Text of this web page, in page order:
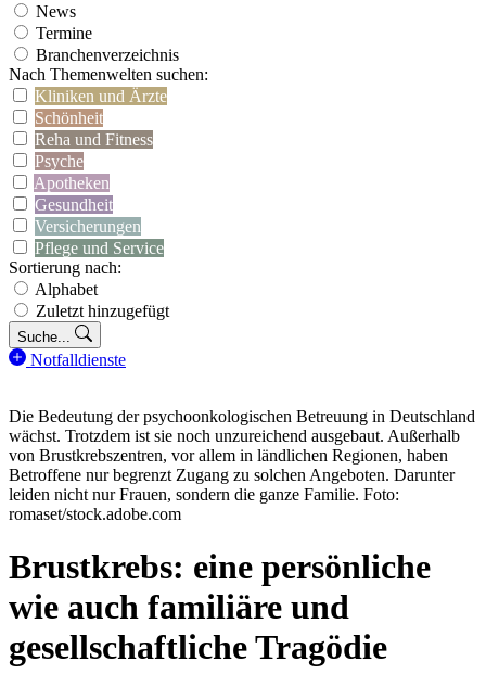
News
Termine
Branchenverzeichnis
Nach Themenwelten suchen:
Kliniken und Ärzte
Schönheit
Reha und Fitness
Psyche
Apotheken
Gesundheit
Versicherungen
Pflege und Service
Sortierung nach:
Alphabet
Zuletzt hinzugefügt
Suche...
Notfalldienste
Die Bedeutung der psychoonkologischen Betreuung in Deutschland
wächst. Trotzdem ist sie noch unzureichend ausgebaut. Außerhalb
von Brustkrebszentren, vor allem in ländlichen Regionen, haben
Betroffene nur begrenzt Zugang zu solchen Angeboten. Darunter
leiden nicht nur Frauen, sondern die ganze Familie. Foto:
romaset/stock.adobe.com
Brustkrebs: eine persönliche
wie auch familiäre und
gesellschaftliche Tragödie